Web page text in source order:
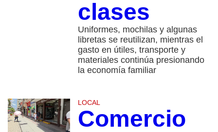
clases
Uniformes, mochilas y algunas
libretas se reutilizan, mientras el
gasto en útiles, transporte y
materiales continúa presionando
la economía familiar
LOCAL
Comercio